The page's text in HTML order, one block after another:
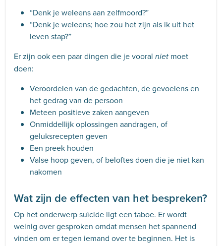
“Denk je weleens aan zelfmoord?”
“Denk je weleens; hoe zou het zijn als ik uit het
leven stap?”
Er zijn ook een paar dingen die je vooral niet moet
doen:
Veroordelen van de gedachten, de gevoelens en
het gedrag van de persoon
Meteen positieve zaken aangeven
Onmiddellijk oplossingen aandragen, of
geluksrecepten geven
Een preek houden
Valse hoop geven, of beloftes doen die je niet kan
nakomen
Wat zijn de effecten van het bespreken?
Op het onderwerp suïcide ligt een taboe. Er wordt
weinig over gesproken omdat mensen het spannend
vinden om er tegen iemand over te beginnen. Het is